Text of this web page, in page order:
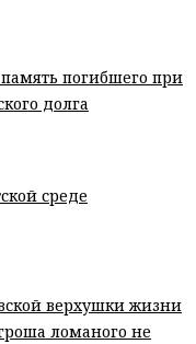
погибшего при
долга
среде
верхушки жизни
ломаного не